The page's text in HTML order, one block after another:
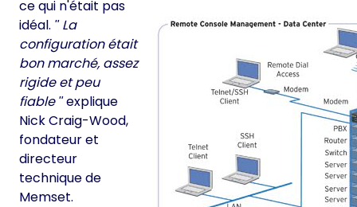
ce qui n'était pas
idéal.
La
configuration était
bon marché, assez
rigide et peu
fiable explique
Nick Craig-Wood,
fondateur et
directeur
technique de
Memset.